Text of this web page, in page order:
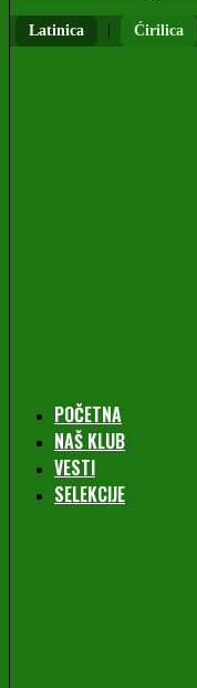
Latinica | Ćirilica
POČETNA
NAŠ KLUB
VESTI
SELEKCIJE